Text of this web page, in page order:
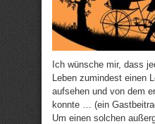
Ich wünsche mir, dass
Leben zumindest einen
aufsehen und von dem
konnte … (ein
Um einen solchen